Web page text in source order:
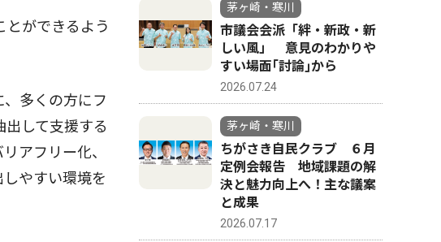
ができるよう
多くの方にフ
して支援する
アフリー化、
やすい環境を
茅ヶ崎・寒川
市議会会派「絆・新政・新
しい風」 意見のわかりや
すい場面｢討論｣から
2026.07.24
茅ヶ崎・寒川
ちがさき自民クラブ ６月
定例会報告 地域課題の解
決と魅力向上へ！主な議案
と成果
2026.07.17